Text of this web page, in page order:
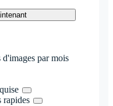
par mois
rapides